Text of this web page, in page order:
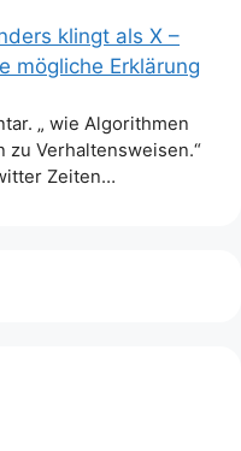
klingt als X –
mögliche Erklärung
„ wie Algorithmen
Verhaltensweisen.“
Zeiten…